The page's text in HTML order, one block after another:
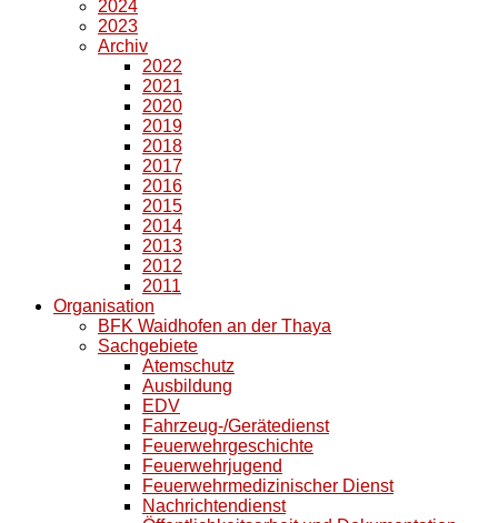
2024
2023
Archiv
2022
2021
2020
2019
2018
2017
2016
2015
2014
2013
2012
2011
Organisation
BFK Waidhofen an der Thaya
Sachgebiete
Atemschutz
Ausbildung
EDV
Fahrzeug-/Gerätedienst
Feuerwehrgeschichte
Feuerwehrjugend
Feuerwehrmedizinischer Dienst
Nachrichtendienst